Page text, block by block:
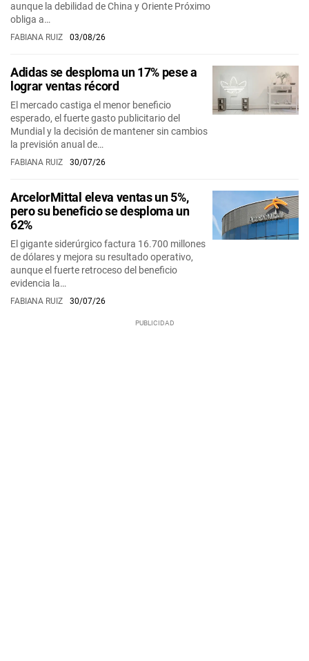
aunque la debilidad de China y Oriente Próximo
obliga a…
FABIANA RUIZ 03/08/26
Adidas se desploma un 17% pese a
lograr ventas récord
El mercado castiga el menor beneficio
esperado, el fuerte gasto publicitario del
Mundial y la decisión de mantener sin cambios
la previsión anual de…
FABIANA RUIZ 30/07/26
ArcelorMittal eleva ventas un 5%,
pero su beneficio se desploma un
62%
El gigante siderúrgico factura 16.700 millones
de dólares y mejora su resultado operativo,
aunque el fuerte retroceso del beneficio
evidencia la…
FABIANA RUIZ 30/07/26